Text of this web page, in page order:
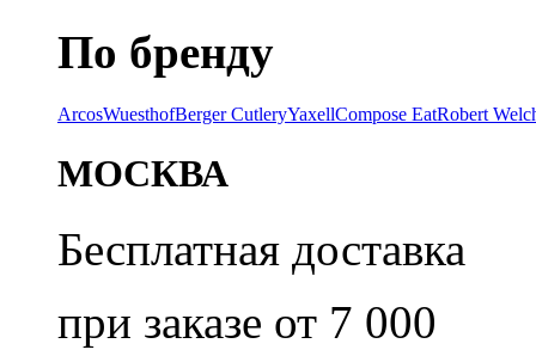
По бренду
ArcosWuesthofBerger CutleryYaxellCompose EatRobert
МОСКВА
Бесплатная доставка
при заказе от 7 000